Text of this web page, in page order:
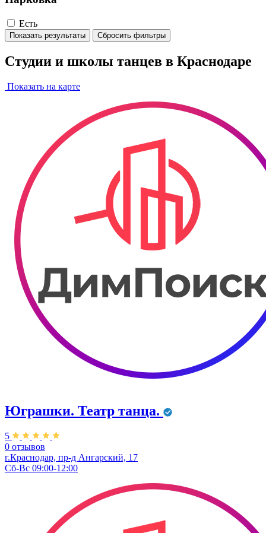
Есть
Показать результаты Сбросить фильтры
Студии и школы танцев в Краснодаре
Показать на карте
Юграшки. Театр танца.
5
0 отзывов
г.Краснодар, пр-д Ангарский, 17
Сб-Вс 09:00-12:00